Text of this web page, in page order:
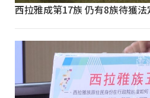
西拉雅成第17族 仍有8族待獲